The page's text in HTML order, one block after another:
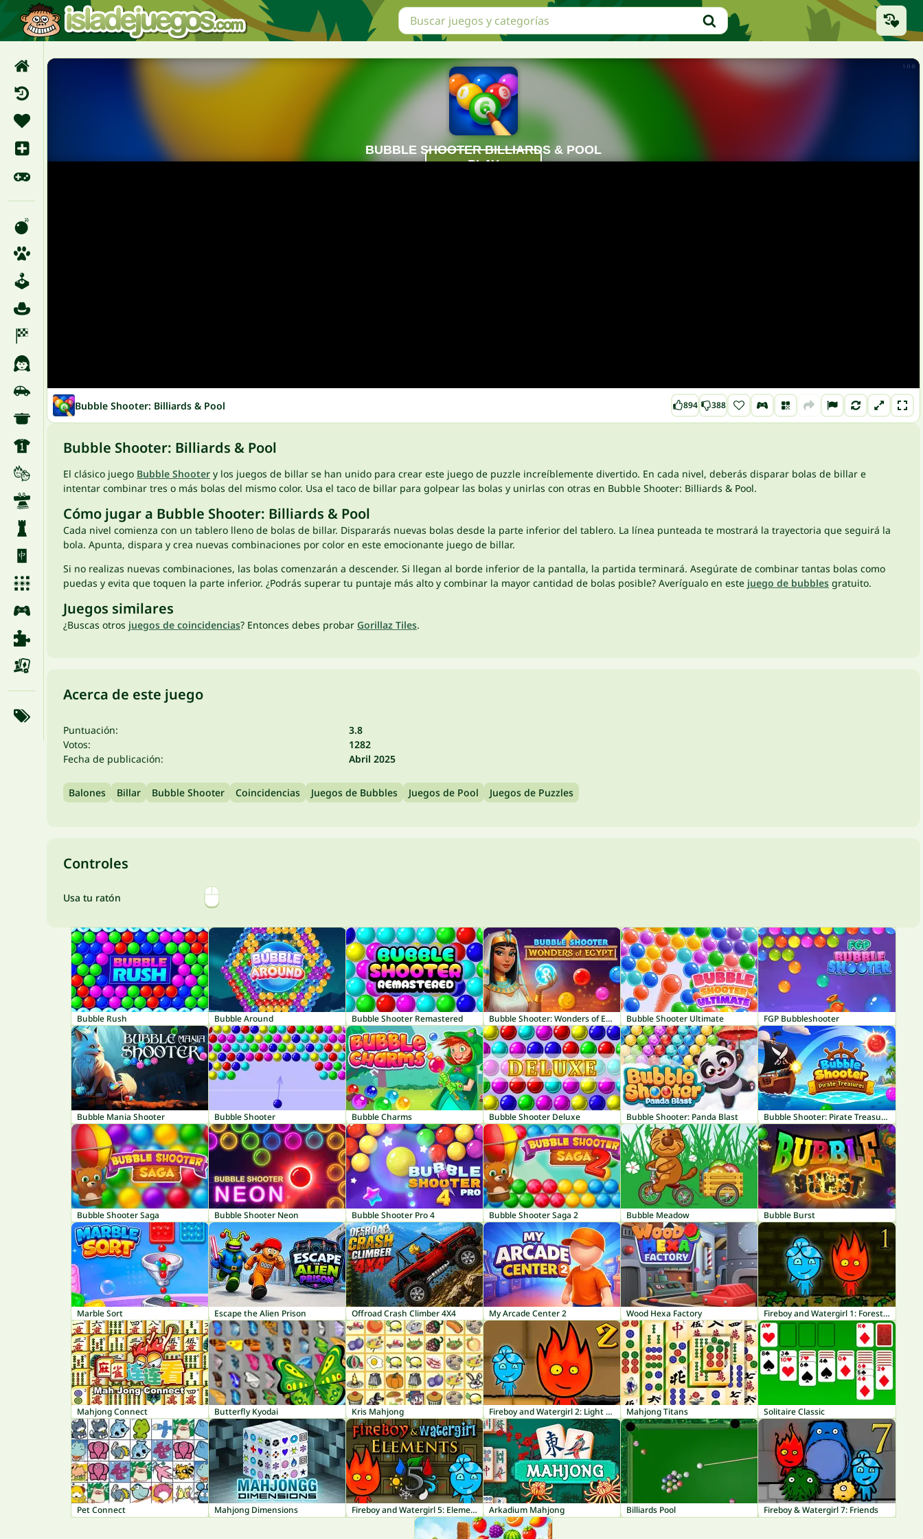
Bubble Shooter: Billiards & Pool 894 388
Bubble Shooter: Billiards & Pool
El clásico juego Bubble Shooter y los juegos de billar se han unido para crear este juego de puzzle increíblemente divertido. En cada nivel, deberás disparar bolas de billar e
intentar combinar tres o más bolas del mismo color. Usa el taco de billar para golpear las bolas y unirlas con otras en Bubble Shooter: Billiards & Pool.
Cómo jugar a Bubble Shooter: Billiards & Pool
Cada nivel comienza con un tablero lleno de bolas de billar. Dispararás nuevas bolas desde la parte inferior del tablero. La línea punteada te mostrará la trayectoria que seguirá la
bola. Apunta, dispara y crea nuevas combinaciones por color en este emocionante juego de billar.
Si no realizas nuevas combinaciones, las bolas comenzarán a descender. Si llegan al borde inferior de la pantalla, la partida terminará. Asegúrate de combinar tantas bolas como
puedas y evita que toquen la parte inferior. ¿Podrás superar tu puntaje más alto y combinar la mayor cantidad de bolas posible? Averígualo en este juego de bubbles gratuito.
Juegos similares
¿Buscas otros juegos de coincidencias? Entonces debes probar Gorillaz Tiles.
Acerca de este juego
Puntuación:
3.8
Votos:
1282
Fecha de publicación:
Abril 2025
Balones Billar Bubble Shooter Coincidencias Juegos de Bubbles Juegos de Pool Juegos de Puzzles
Controles
Usa tu ratón
Bubble Rush Bubble Around Bubble Shooter Remastered Bubble Shooter: Wonders of Egypt Bubble Shooter Ultimate FGP Bubbleshooter
Bubble Mania Shooter Bubble Shooter Bubble Charms Bubble Shooter Deluxe Bubble Shooter: Panda Blast Bubble Shooter: Pirate Treasures
Bubble Shooter Saga Bubble Shooter Neon Bubble Shooter Pro 4 Bubble Shooter Saga 2 Bubble Meadow Bubble Burst
Marble Sort Escape the Alien Prison Offroad Crash Climber 4X4 My Arcade Center 2 Wood Hexa Factory Fireboy and Watergirl 1: Forest Temple
Mahjong Connect Butterfly Kyodai Kris Mahjong Fireboy and Watergirl 2: Light Temple Mahjong Titans Solitaire Classic
Pet Connect Mahjong Dimensions Fireboy and Watergirl 5: Elements Arkadium Mahjong Billiards Pool Fireboy & Watergirl 7: Friends